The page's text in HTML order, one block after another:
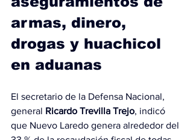
armas, dinero,
drogas y huachicol
en aduanas
El secretario de la Defensa Nacional,
general Ricardo Trevilla Trejo, indicó
que Nuevo Laredo genera alrededor del